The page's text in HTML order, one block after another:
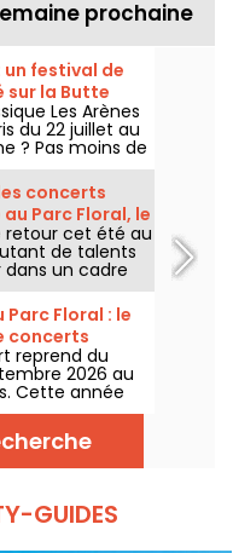
prochaine
un festival de
sur la Butte
Les Arènes
du 22 juillet au
? Pas moins de
Arènes de
pour écouter
concerts
Parc Floral, le
retour cet été au
de talents
un cadre
des concerts
au 6Floral : le
concerts
reprend du
2026 au
Cette année
les
à prendre du
auprès
GUIDES